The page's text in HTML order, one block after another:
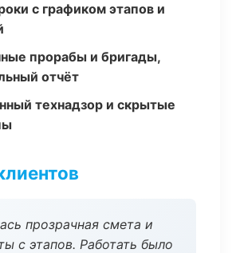
с графиком этапов и
прорабы и бригады,
отчёт
технадзор и скрытые
прозрачная смета и
с этапов. Работать было